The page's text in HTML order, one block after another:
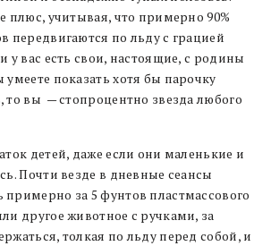
плюс, учитывая, что примерно 90%
передвигаются по льду с грацией
у вас есть свои, настоящие, с родины
показать хотя бы парочку
то вы — стопроцентно звезда любого
детей, даже если они маленькие и
Почти везде в дневные сеансы
за 5 фунтов пластмассового
другое животное с ручками, за
толкая по льду перед собой, и